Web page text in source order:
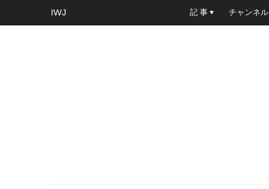
IWJ 記 事 チャンネル